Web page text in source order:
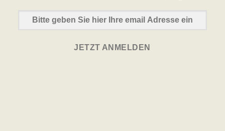
JETZT ANMELDEN